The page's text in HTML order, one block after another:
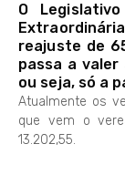
O
reajuste de
passa a
ou seja, só a
Atualmente os
que vem o
13.202,55.